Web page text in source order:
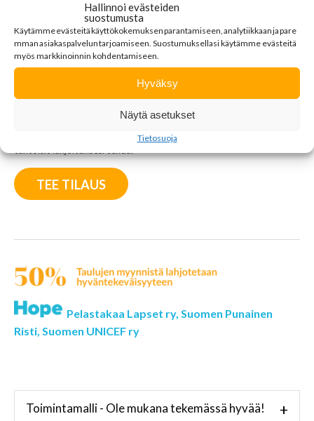
Hallinnoi evästeiden
suostumusta
Käytämmeevästeitäkäyttökokemuksenparantamiseen,analytiikkaanjapare
mmanasiakaspalveluntarjoamiseen. Suostumuksellasi käytämme evästeitä
myös markkinoinnin kohdentamiseen.
Hyväksy
Näytä asetukset
Tietosuoja
Omavalintainen hyväntekeväisyyskohde
kotikaupunkisi junioriurheiluseuraa, lastensuojelun yksikköä, lasten
harrastustoimintaa tukevaa yhdistystä tai sitä kohdetta, johon
TEE TILAUS
Pelastakaa Lapset ry, Suomen Punainen
Risti, Suomen UNICEF ry
Toimintamalli - Ole mukana tekemässä hyvää! +